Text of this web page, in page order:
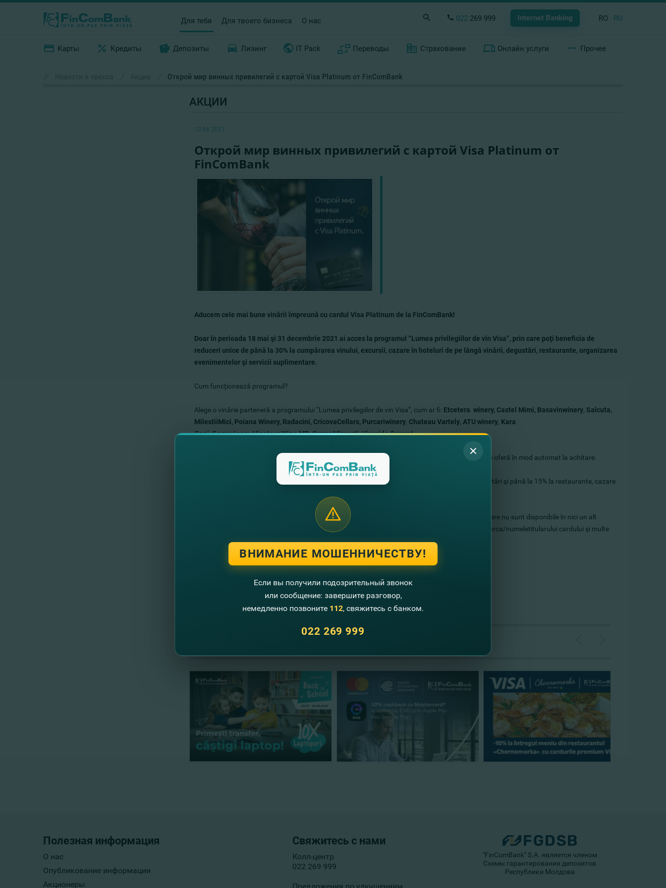
Для тебя Для твоего бизнеса О нас 022 269 999 Internet Banking RO RU
Карты Кредиты Депозиты Лизинг IT Pack Переводы Страхование Онлайн услуги Прочее
Открой мир винных привилегий с картой Visa Platinum от FinComBank
АКЦИИ
10.06.2021
Открой мир винных привилегий с картой Visa Platinum от
FinComBank
Aducem cele mai bune vinării împreună cu cardul Visa Platinum de la FinComBank!
Doar în perioada 18 mai şi 31 decembrie 2021 ai acces la programul “Lumea privilegiilor de vin Visa”, prin care poţi beneficia de
reduceri unice de până la 30% la cumpărarea vinului, excursii, cazare în hoteluri de pe lângă vinării, degustări, restaurante, organizarea
evenimentelor şi servicii suplimentare.
Cum funcţionează programul?
Alege o vinărie parteneră a programului “Lumea privilegiilor de vin Visa”, cum ar fi: Etcetera winery, Castel Mimi, Basavinwinery Salcuta,
MilestiiMici, Poiana Winery, Radacini, CricovaCellars, Purcariwinery, Chateau Vartely, ATU winery Kara
Gani,Goguwinery,VinotecaWine.MD,CramaMirceşti,Vinuride Comrat.
Achită serviciile vinăriei sau cumpără vin cu cardul Visa Platinum de la FinComBank. Reducerea se oferă în mod automat la achitare.
Obţine o reducere exclusivă de până la 20% la cumpărarea vinului, până la 30% la excursii şi degustări şi până la 15% la restaurante, cazare
Mai mult ca atât, cu cardul Visa Platinum de la FinComBank ai acces la cele mai exclusive oferte care nu sunt disponibile în nici un alt
program, cum ar fi excursii şi degustări cu proprietarul, „adopţie de vie”, producerea vinului sub marca/numeletitularului cardului şi multe
Încă nu ai un cardVisa Platinum de la FinComBank? Atunci, deschide-ţi cardul
Vreai să afli despre toate ofertele speciale Visa? DETALII
Полезная информация
О нас
Опубликование информации
Акционеры
Свяжитесь с нами
Колл-центр
022 269 999
"FinComBank" S.A. является членом
Схемы гарантирования депозитов
Республики Молдова
ВНИМАНИЕ МОШЕННИЧЕСТВУ!
Если вы получили подозрительный звонок
или сообщение: завершите разговор,
немедленно позвоните 112, свяжитесь с банком.
022 269 999